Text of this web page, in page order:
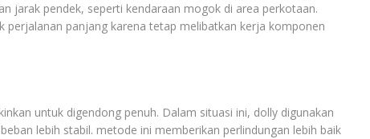
jarak pendek, seperti kendaraan mogok di area perkotaan.
perjalanan panjang karena tetap melibatkan kerja komponen
untuk digendong penuh. Dalam situasi ini, dolly digunakan
lebih stabil. metode ini memberikan perlindungan lebih baik